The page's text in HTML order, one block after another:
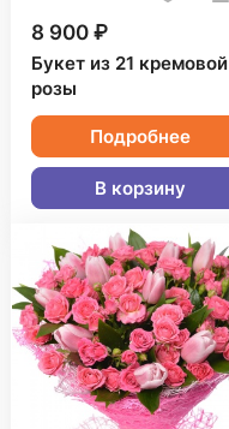
8 900 ₽
Букет из 21 кремовой
розы
Подробнее
В корзину